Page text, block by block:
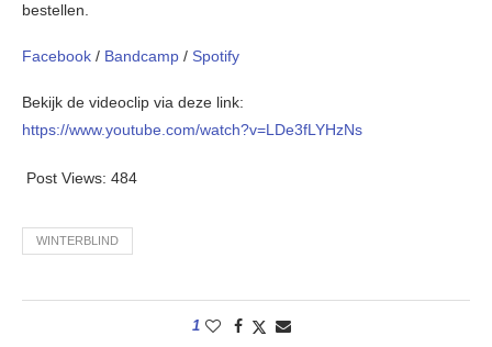
bestellen.
Facebook / Bandcamp / Spotify
Bekijk de videoclip via deze link:
https://www.youtube.com/watch?v=LDe3fLYHzNs
Post Views: 484
WINTERBLIND
1